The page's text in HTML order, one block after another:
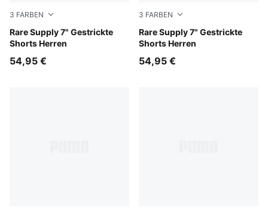
3 FARBEN
Rare Supply 7" Gestrickte
Shorts Herren
Ultra Blue-AOP
54,95 €
3 FARBEN
Rare Supply 7" Gestrickte
Shorts Herren
PUMA Black-AOP
54,95 €